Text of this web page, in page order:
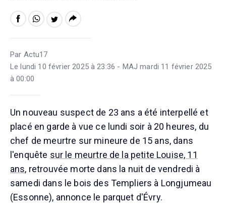
Par Actu17
Le lundi 10 février 2025 à 23:36 - MAJ mardi 11 février 2025
à 00:00
Un nouveau suspect de 23 ans a été interpellé et
placé en garde à vue ce lundi soir à 20 heures, du
chef de meurtre sur mineure de 15 ans, dans
l'enquête sur le meurtre de la petite Louise, 11
ans, retrouvée morte dans la nuit de vendredi à
samedi dans le bois des Templiers à Longjumeau
(Essonne), annonce le parquet d'Évry.